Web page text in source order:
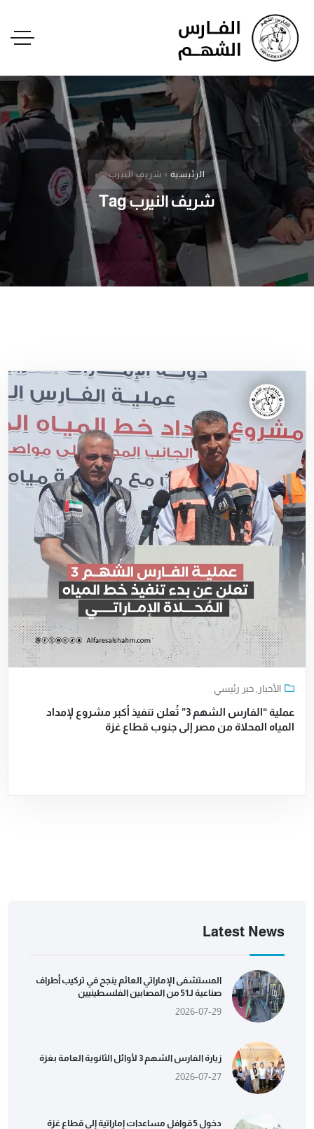
الرئيسية » شريف النيرب
شريف النيرب Tag
الأخبار ,خبر رئيسي
عملية “الفارس الشهم 3” تُعلن تنفيذ أكبر مشروع لإمداد
المياه المحلاة من مصر إلى جنوب قطاع غزة
Latest News
المستشفى الإماراتي العائم ينجح في تركيب أطراف
صناعية لـ51 من المصابين الفلسطينيين
2026-07-29
زيارة الفارس الشهم 3 لأوائل الثانوية العامة بغزة
2026-07-27
دخول 5 قوافل مساعدات إماراتية إلى قطاع غزة